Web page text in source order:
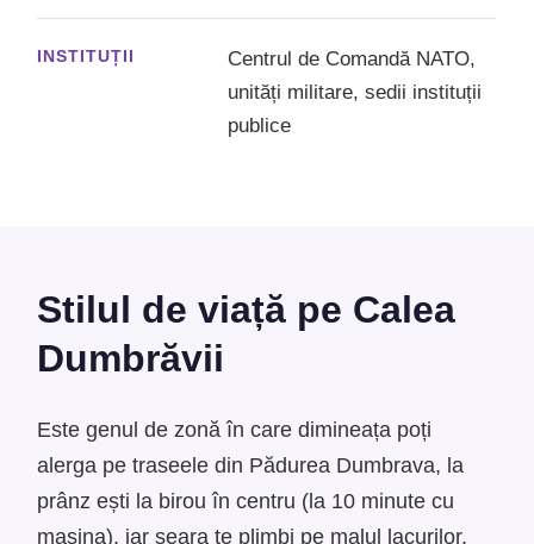
INSTITUȚII
Centrul de Comandă NATO,
unități militare, sedii instituții
publice
Stilul de viață pe Calea
Dumbrăvii
Este genul de zonă în care dimineața poți
alerga pe traseele din Pădurea Dumbrava, la
prânz ești la birou în centru (la 10 minute cu
mașina), iar seara te plimbi pe malul lacurilor.